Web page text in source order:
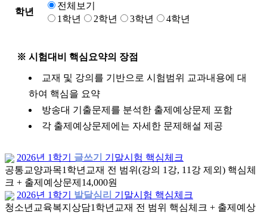
학년
전체보기
1학년
2학년 3학년 4학년
※ 시험대비 핵심요약의 장점
교재 및 강의를 기반으로 시험범위 교과내용에 대
하여 핵심을 요약
방송대 기출문제를 분석한 출제예상문제 포함
각 출제예상문제에는 자세한 문제해설 제공
2026년 1학기 글쓰기 기말시험 핵심체크
공통교양과목1학년 교재 전 범위(강의 1강, 11강 제외) 핵심체
크 + 출제예상문제 14,000원
2026년 1학기
발달심리 기말시험 핵심체크
청소년교육복지상담1학년 교재 전 범위 핵심체크 + 출제예상